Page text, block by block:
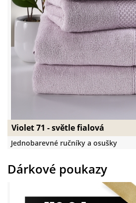
Violet 71 - světle fialová
Jednobarevné ručníky a osušky
Dárkové poukazy